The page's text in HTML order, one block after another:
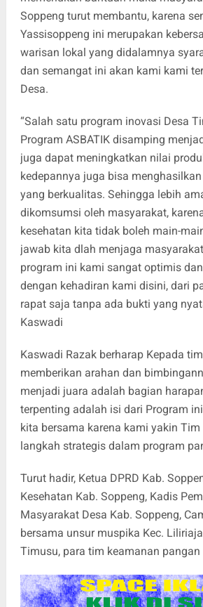
Soppeng turut membantu, karena
Yassisoppeng ini merupakan
warisan lokal yang didalamnya
dan semangat ini akan kami kami
Desa.
“Salah satu program inovasi Desa
Program ASBATIK disamping
juga dapat meningkatkan nilai
kedepannya juga bisa
yang berkualitas. Sehingga lebih
dikomsumsi oleh masyarakat,
kesehatan kita tidak boleh main-
jawab kita dlah menjaga
program ini kami sangat optimis
dengan kehadiran kami disini, dari
rapat saja tanpa ada bukti yang
Kaswadi
Kaswadi Razak berharap Kepada
memberikan arahan dan
menjadi juara adalah bagian
terpenting adalah isi dari Program
kita bersama karena kami yakin
langkah strategis dalam program
Turut hadir, Ketua DPRD Kab.
Kesehatan Kab. Soppeng, Kadis
Masyarakat Desa Kab. Soppeng,
bersama unsur muspika Kec.
Timusu, para tim keamanan